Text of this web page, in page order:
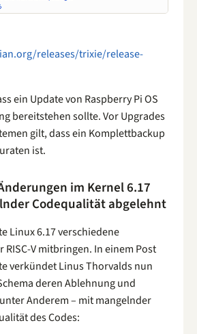
releases/trixie/release-
ein Update von Raspberry Pi OS
bereitstehen sollte. Vor Upgrades
gilt, dass ein Komplettbackup
ist.
im Kernel 6.17
Codequalität abgelehnt
Linux 6.17 verschiedene
V mitbringen. In einem Post
verkündet Linus Thorvalds nun
deren Ablehnung und
Anderem – mit mangelnder
des Codes: